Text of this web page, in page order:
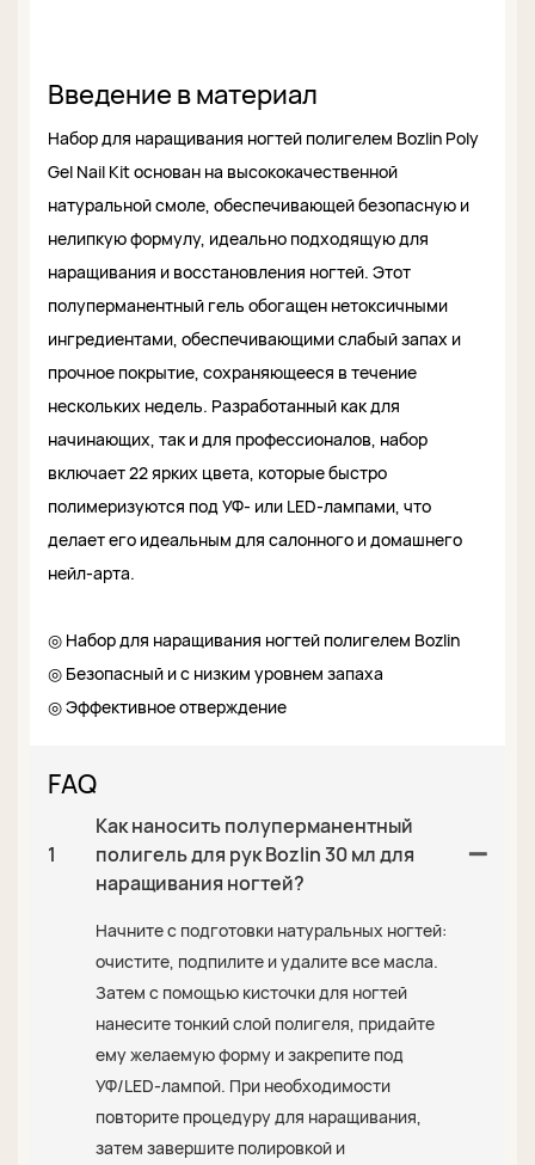
Введение в материал
Набор для наращивания ногтей полигелем Bozlin Poly
Gel Nail Kit основан на высококачественной
натуральной смоле, обеспечивающей безопасную и
нелипкую формулу, идеально подходящую для
наращивания и восстановления ногтей. Этот
полуперманентный гель обогащен нетоксичными
ингредиентами, обеспечивающими слабый запах и
прочное покрытие, сохраняющееся в течение
нескольких недель. Разработанный как для
начинающих, так и для профессионалов, набор
включает 22 ярких цвета, которые быстро
полимеризуются под УФ- или LED-лампами, что
делает его идеальным для салонного и домашнего
нейл-арта.
◎ Набор для наращивания ногтей полигелем Bozlin
◎ Безопасный и с низким уровнем запаха
◎ Эффективное отверждение
FAQ
1
Как наносить полуперманентный
полигель для рук Bozlin 30 мл для
наращивания ногтей?
Начните с подготовки натуральных ногтей:
очистите, подпилите и удалите все масла.
Затем с помощью кисточки для ногтей
нанесите тонкий слой полигеля, придайте
ему желаемую форму и закрепите под
УФ/LED-лампой. При необходимости
повторите процедуру для наращивания,
затем завершите полировкой и